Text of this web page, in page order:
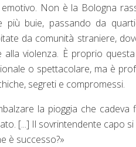
Non è la Bologna
buie, passando da
da comunità straniere,
violenza. È proprio
o spettacolare, ma è
segreti e compromessi.
la pioggia che cadeva
[...] Il sovrintendente capo
è successo?»